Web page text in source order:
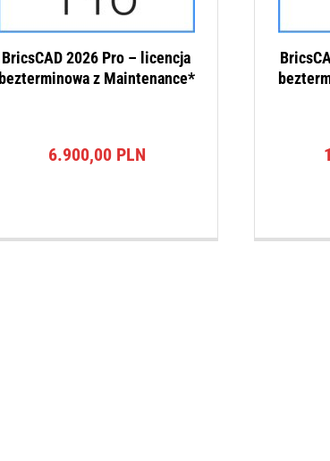
BricsCAD 2026 Pro – licencja
bezterminowa z Maintenance*
6.900,00 PLN